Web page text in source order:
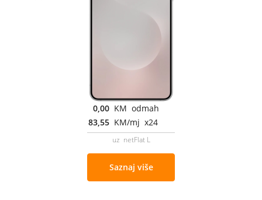
0,00 KM odmah
83,55 KM/mj x24
uz netFlat L
Saznaj više